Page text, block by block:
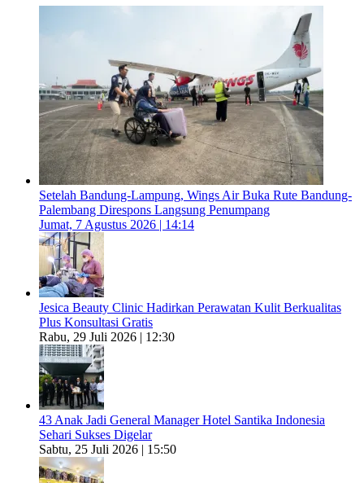
Setelah Bandung-Lampung, Wings Air Buka Rute Bandung-
Palembang Direspons Langsung Penumpang
Jumat, 7 Agustus 2026 | 14:14
Jesica Beauty Clinic Hadirkan Perawatan Kulit Berkualitas
Plus Konsultasi Gratis
Rabu, 29 Juli 2026 | 12:30
43 Anak Jadi General Manager Hotel Santika Indonesia
Sehari Sukses Digelar
Sabtu, 25 Juli 2026 | 15:50